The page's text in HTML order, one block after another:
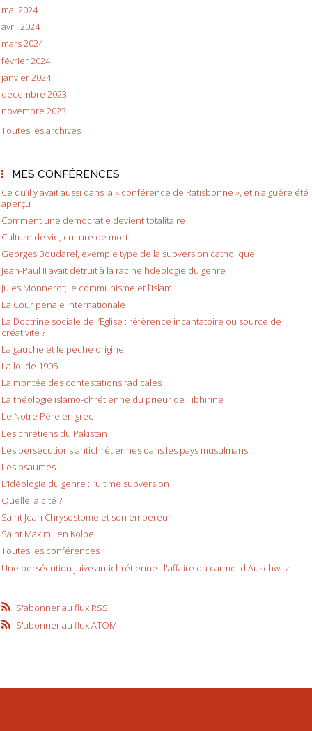
mai 2024
avril 2024
mars 2024
février 2024
janvier 2024
décembre 2023
novembre 2023
Toutes les archives
MES CONFÉRENCES
Ce qu’il y avait aussi dans la « conférence de Ratisbonne », et n’a guère été
aperçu
Comment une democratie devient totalitaire
Culture de vie, culture de mort.
Georges Boudarel, exemple type de la subversion catholique
Jean-Paul II avait détruit à la racine l’idéologie du genre
Jules Monnerot, le communisme et l’islam
La Cour pénale internationale
La Doctrine sociale de l’Eglise : référence incantatoire ou source de
créativité ?
La gauche et le péché originel
La loi de 1905
La montée des contestations radicales
La théologie islamo-chrétienne du prieur de Tibhirine
Le Notre Père en grec
Les chrétiens du Pakistan
Les persécutions antichrétiennes dans les pays musulmans
Les psaumes
L’idéologie du genre : l’ultime subversion
Quelle laïcité ?
Saint Jean Chrysostome et son empereur
Saint Maximilien Kolbe
Toutes les conférences
Une persécution juive antichrétienne : l'affaire du carmel d'Auschwitz
S'abonner au flux RSS
S'abonner au flux ATOM